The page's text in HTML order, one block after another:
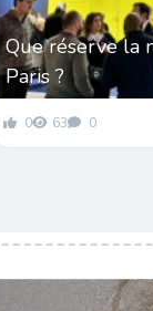
Que réserve la
Paris ?
0 63 0